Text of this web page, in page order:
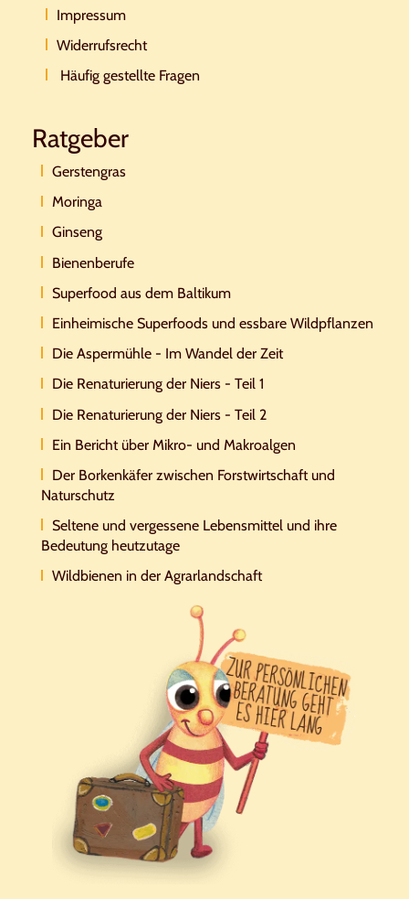
Impressum
Widerrufsrecht
Häufig gestellte Fragen
Ratgeber
Gerstengras
Moringa
Ginseng
Bienenberufe
Superfood aus dem Baltikum
Einheimische Superfoods und essbare Wildpflanzen
Die Aspermühle - Im Wandel der Zeit
Die Renaturierung der Niers - Teil 1
Die Renaturierung der Niers - Teil 2
Ein Bericht über Mikro- und Makroalgen
Der Borkenkäfer zwischen Forstwirtschaft und
Naturschutz
Seltene und vergessene Lebensmittel und ihre
Bedeutung heutzutage
Wildbienen in der Agrarlandschaft